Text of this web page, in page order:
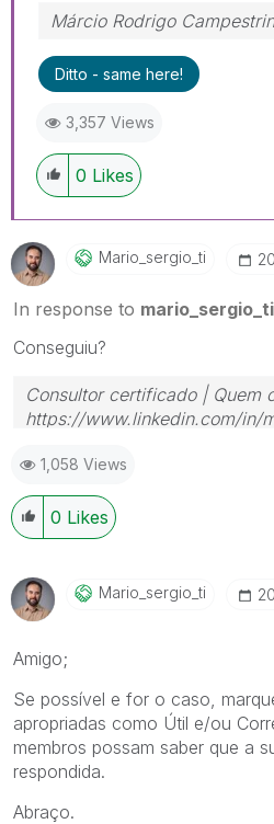
Márcio Rodrigo
Ditto - same here!
3,357 Views
0 Likes
Mario_sergio_ti
In response to mario_sergio_ti
Conseguiu?
Consultor certificado | Quem
https://www.linkedin.com/in/
1,058 Views
0 Likes
Mario_sergio_ti
Amigo;
Se possível e for o caso,
apropriadas como Útil e/ou
membros possam saber que a
respondida.
Abraço.